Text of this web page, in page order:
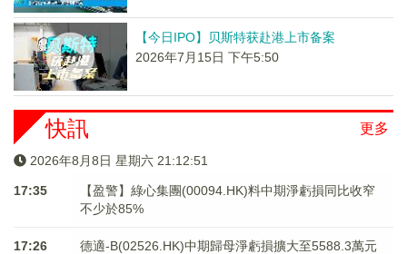
【今日IPO】贝斯特获赴港上市备案
2026年7月15日 下午5:50
更多
快訊
2026年8月8日 星期六 21:12:51
17:35
【盈警】綠心集團(00094.HK)料中期淨虧損同比收窄
不少於85%
17:26 德適-B(02526.HK)中期歸母淨虧損擴大至5588.3萬元